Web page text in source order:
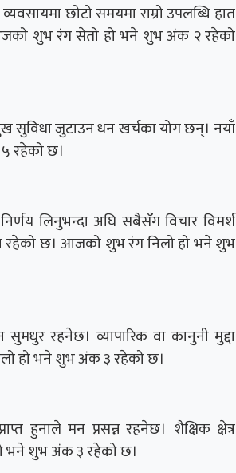
छोटो समयमा राम्रो उपलब्धि हात
आजको शुभ रंग सेतो हो भने शुभ अंक २ रहेको
सुविधा जुटाउन धन खर्चका योग छन्। नयाँ
रहेको छ।
लिनुभन्दा अघि सबैसँग विचार विमर्श
रहेको छ। आजको शुभ रंग निलो हो भने शुभ
रहनेछ। व्यापारिक वा कानुनी मुद्दा
हो भने शुभ अंक ३ रहेको छ।
हुनाले मन प्रसन्न रहनेछ। शैक्षिक क्षेत्र
भने शुभ अंक ३ रहेको छ।